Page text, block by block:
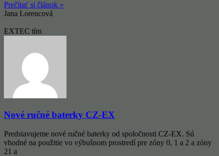
Prečítať si článok »
Jana Lorencová
EXTEC tím
Nové ručné baterky CZ-EX
Predstavujeme nové ručné baterky od spoločnosti CZ-EX. Sú
vhodné na použitie vo výbušnom prostredí pre zóny 0, 1 a 2 a zóny
21 a